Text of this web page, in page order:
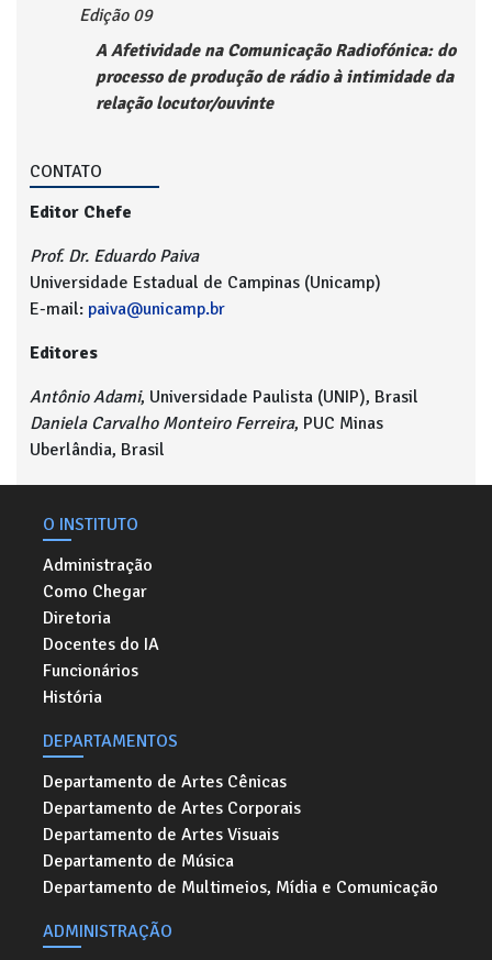
Edição 09
A Afetividade na Comunicação Radiofónica: do
processo de produção de rádio à intimidade da
relação locutor/ouvinte
CONTATO
Editor Chefe
Prof. Dr. Eduardo Paiva
Universidade Estadual de Campinas (Unicamp)
E-mail: paiva@unicamp.br
Editores
Antônio Adami, Universidade Paulista (UNIP), Brasil
Daniela Carvalho Monteiro Ferreira, PUC Minas
Uberlândia, Brasil
O INSTITUTO
Administração
Como Chegar
Diretoria
Docentes do IA
Funcionários
História
DEPARTAMENTOS
Departamento de Artes Cênicas
Departamento de Artes Corporais
Departamento de Artes Visuais
Departamento de Música
Departamento de Multimeios, Mídia e Comunicação
ADMINISTRAÇÃO